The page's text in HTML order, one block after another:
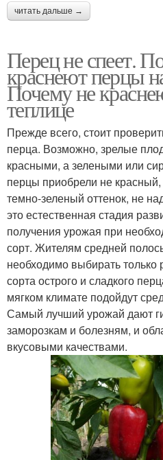
читать дальше →
Перец не спеет.
краснеют перцы
Почему не
теплице
Прежде всего, стоит
перца. Возможно, зрелые
красными, а зелеными или
перцы приобрели не
темно-зеленый оттенок, не
это естественная стадия
получения урожая при
сорт. Жителям средней
необходимо выбирать только
сорта острого и сладкого
мягком климате подойдут
Самый лучший урожай дают
заморозкам и болезням, и
вкусовыми качествами.